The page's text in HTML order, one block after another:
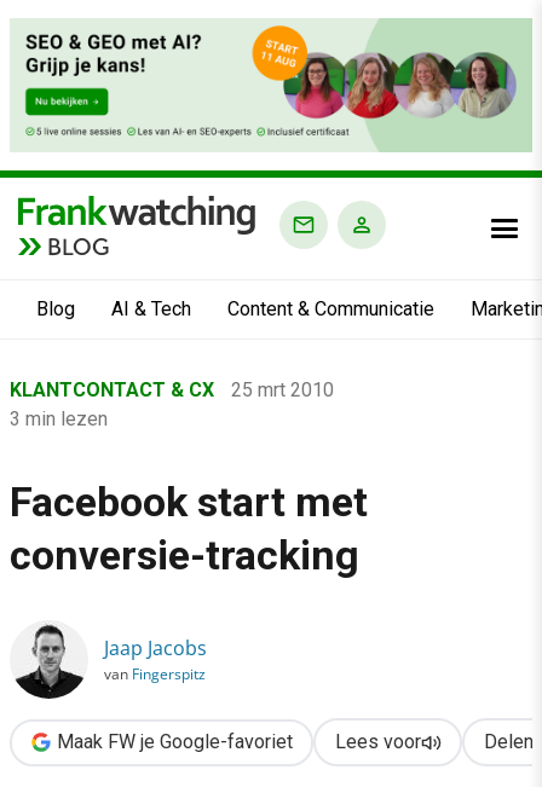
BLOG
Blog AI & Tech Content & Communicatie
›
Klantcontact & CX
›
KLANTCONTACT & CX
25 mrt 2010
3 min lezen
Facebook start met
conversie-tracking
Jaap Jacobs
van Fingerspitz
Maak FW je Google-favoriet Lees voor Delen